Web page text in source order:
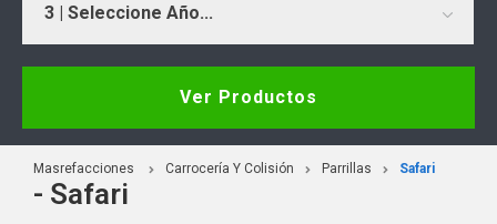
3 | Seleccione Año...
Ver Productos
Masrefacciones Carrocería Y Colisión Parrillas Safari
- Safari